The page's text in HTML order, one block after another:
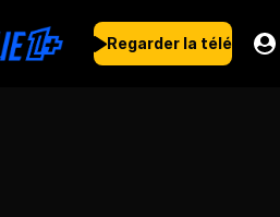
Regarder la télé